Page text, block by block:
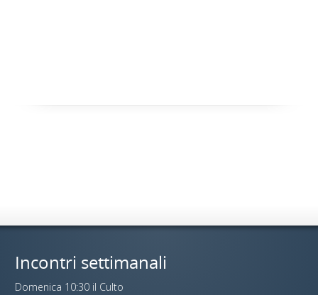
Incontri settimanali
Domenica 10:30 il Culto